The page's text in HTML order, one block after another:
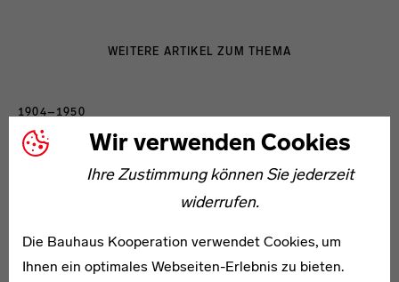
Wir verwenden Cookies
Ihre Zustimmung können Sie jederzeit
widerrufen.
Die Bauhaus Kooperation verwendet Cookies, um
Ihnen ein optimales Webseiten-Erlebnis zu bieten.
WEITERE ARTIKEL ZUM THEMA
Else Bolck
1904–1950
1907–1950